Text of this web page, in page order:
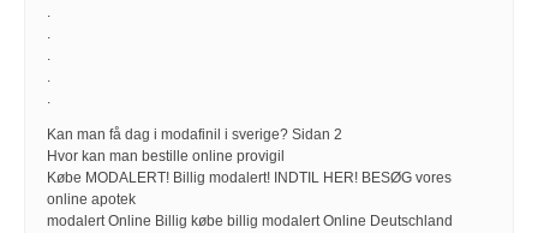
.
.
.
.
.
Kan man få dag i modafinil i sverige? Sidan 2
Hvor kan man bestille online provigil
Købe MODALERT! Billig modalert! INDTIL HER! BESØG vores
online apotek
modalert Online Billig købe billig modalert Online Deutschland